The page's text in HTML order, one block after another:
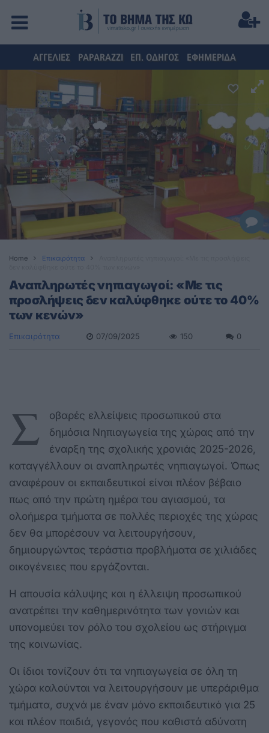
ΑΓΓΕΛΙΕΣ PAPARAZZI ΕΠ. ΟΔΗΓΟΣ ΕΦΗΜΕΡΙΔΑ
Home Επικαιρότητα
Αναπληρωτές νηπιαγωγοί: «Με τις
προσλήψεις δεν καλύφθηκε ούτε το 40%
των κενών»
Επικαιρότητα 07/09/2025 150 0
Σ
οβαρές ελλείψεις προσωπικού στα
δημόσια Νηπιαγωγεία της χώρας από την
έναρξη της σχολικής χρονιάς 2025-2026,
καταγγέλλουν οι αναπληρωτές νηπιαγωγοί. Όπως
αναφέρουν οι εκπαιδευτικοί είναι πλέον βέβαιο
πως από την πρώτη ημέρα του αγιασμού, τα
ολοήμερα τμήματα σε πολλές περιοχές της χώρας
δεν θα μπορέσουν να λειτουργήσουν,
δημιουργώντας τεράστια προβλήματα σε χιλιάδες
οικογένειες που εργάζονται.
Η απουσία κάλυψης και η έλλειψη προσωπικού
ανατρέπει την καθημερινότητα των γονιών και
υπονομεύει τον ρόλο του σχολείου ως στήριγμα
της κοινωνίας.
Οι ίδιοι τονίζουν ότι τα νηπιαγωγεία σε όλη τη
χώρα καλούνται να λειτουργήσουν με υπεράριθμα
τμήματα, συχνά με έναν μόνο εκπαιδευτικό για 25
και πλέον παιδιά, γεγονός που καθιστά αδύνατη